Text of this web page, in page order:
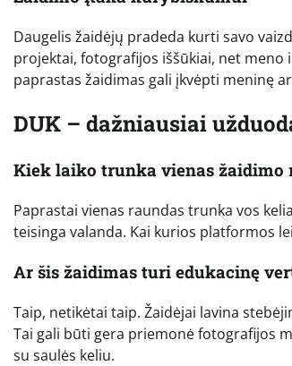
Daugelis žaidėjų pradeda kurti savo
projektai, fotografijos iššūkiai, net meno
paprastas žaidimas gali įkvėpti meninę
DUK – dažniausiai
Kiek laiko trunka vienas žaidimo
Paprastai vienas raundas trunka vos
teisinga valanda. Kai kurios platformos
Ar šis žaidimas turi edukacinę
Taip, netikėtai taip. Žaidėjai lavina
Tai gali būti gera priemonė fotografijos
su saulės keliu.